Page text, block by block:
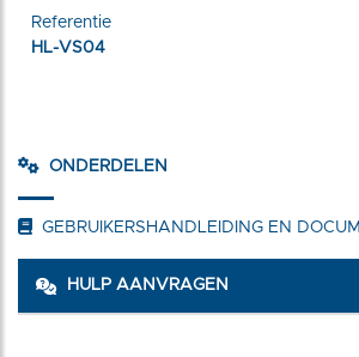
Referentie
HL-VS04
ONDERDELEN
GEBRUIKERSHANDLEIDING EN
HULP AANVRAGEN